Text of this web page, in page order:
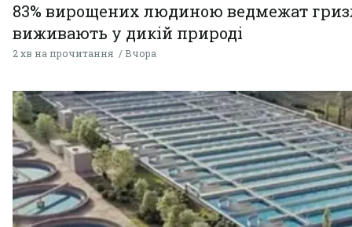
83% вирощених людиною ведмежат
виживають у дикій природі
2 хв на прочитання Вчора